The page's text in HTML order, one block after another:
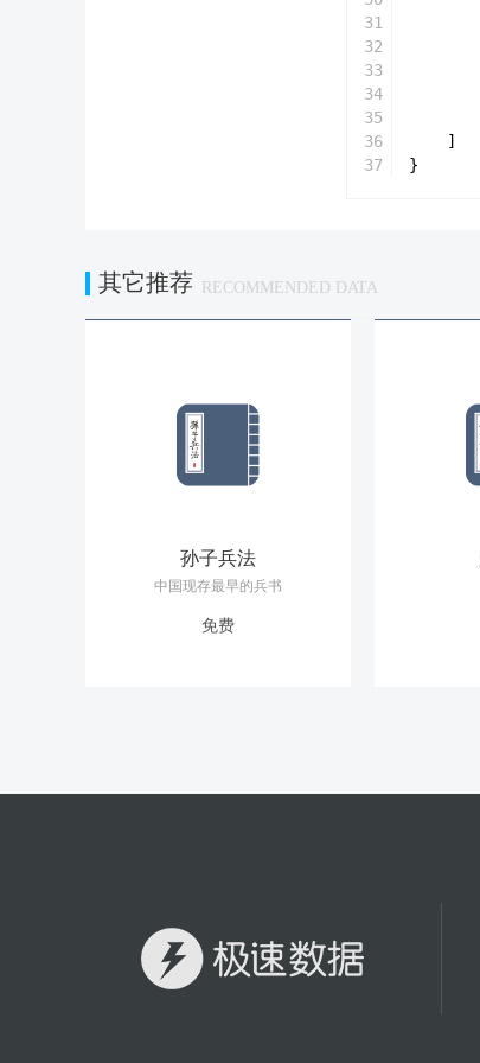
31
32
33
34
35
36
37
]
}
其它推荐 RECOMMENDED DATA
孙子兵法
中国现存最早的兵书
免费